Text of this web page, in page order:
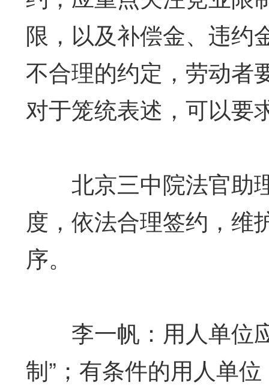
限，以及补偿金、违约
不合理的约定，劳动者
对于笼统表述，可以要
北京三中院法官助
度，依法合理签约，维
序。
李一帆：用人单位应
制”；有条件的用人单